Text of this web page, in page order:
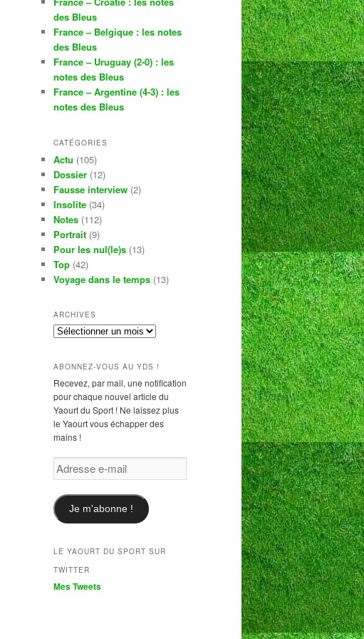
des Bleus
France – Belgique : les notes
des Bleus
France – Uruguay (2-0) : les
notes des Bleus
France – Argentine (4-3) : les
notes des Bleus
CATÉGORIES
Actu (105)
Dossier (12)
Fausse interview (2)
Insolite (34)
Notes (112)
Portrait (9)
Pour les nul(le)s (13)
Top (42)
Voyage dans le temps (13)
ARCHIVES
Archives
ABONNEZ-VOUS AU YDS !
Recevez, par mail, une notification
pour chaque nouvel article du
Yaourt du Sport ! Ne laissez plus
le Yaourt vous échapper des
mains !
Adresse
e-
Je m'abonne !
LE YAOURT DU SPORT SUR
TWITTER
Mes Tweets